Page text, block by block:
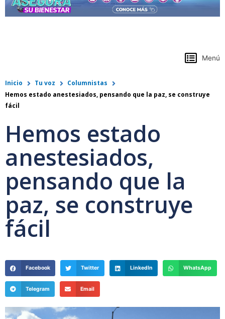
Menú
Inicio Tu voz
Columnistas
Hemos estado anestesiados, pensando que la paz, se construye
fácil
Hemos estado
anestesiados,
pensando que la
paz, se construye
fácil
Facebook Twitter LinkedIn WhatsApp
Telegram Email